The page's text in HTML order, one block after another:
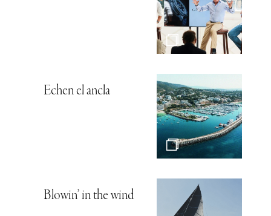
Echen el ancla
Blowin’ in the wind